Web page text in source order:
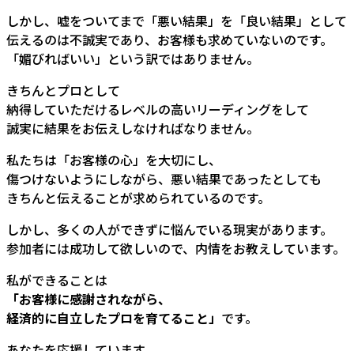
しかし、嘘をついてまで「悪い結果」を「良い結果」として
伝えるのは不誠実であり、お客様も求めていないのです。
「媚びればいい」という訳ではありません。
きちんとプロとして
納得していただけるレベルの高いリーディングをして
誠実に結果をお伝えしなければなりません。
私たちは「お客様の心」を大切にし、
傷つけないようにしながら、悪い結果であったとしても
きちんと伝えることが求められているのです。
しかし、多くの人ができずに悩んでいる現実があります。
参加者には成功して欲しいので、内情をお教えしています。
私ができることは
「お客様に感謝されながら、
経済的に自立したプロを育てること」 です。